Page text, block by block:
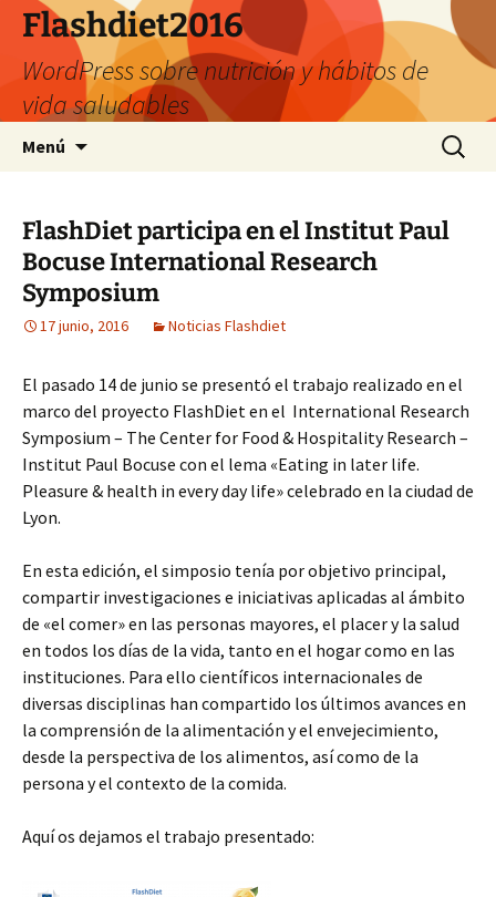
Saltar
contenido
Flashdiet2016
WordPress sobre nutrición y hábitos de
vida saludables
Menú Buscar:
FlashDiet participa en el Institut Paul
Bocuse International Research
Symposium
17 junio, 2016 Noticias Flashdiet
El pasado 14 de junio se presentó el trabajo realizado en el
marco del proyecto FlashDiet en el International Research
Symposium – The Center for Food & Hospitality Research –
Institut Paul Bocuse con el lema «Eating in later life.
Pleasure & health in every day life» celebrado en la ciudad de
Lyon.
En esta edición, el simposio tenía por objetivo principal,
compartir investigaciones e iniciativas aplicadas al ámbito
de «el comer» en las personas mayores, el placer y la salud
en todos los días de la vida, tanto en el hogar como en las
instituciones. Para ello científicos internacionales de
diversas disciplinas han compartido los últimos avances en
la comprensión de la alimentación y el envejecimiento,
desde la perspectiva de los alimentos, así como de la
persona y el contexto de la comida.
Aquí os dejamos el trabajo presentado: